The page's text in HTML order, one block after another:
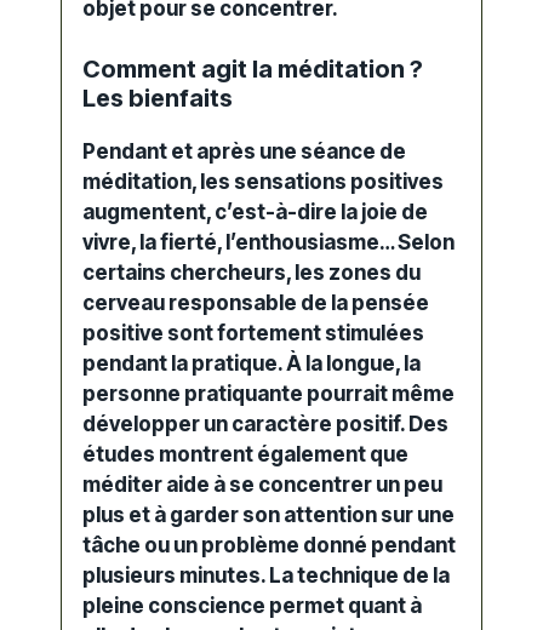
objet pour se concentrer.
Comment agit la méditation ?
Les bienfaits
Pendant et après une séance de
méditation, les sensations positives
augmentent, c’est-à-dire la joie de
vivre, la fierté, l’enthousiasme… Selon
certains chercheurs, les zones du
cerveau responsable de la pensée
positive sont fortement stimulées
pendant la pratique. À la longue, la
personne pratiquante pourrait même
développer un caractère positif. Des
études montrent également que
méditer aide à se concentrer un peu
plus et à garder son attention sur une
tâche ou un problème donné pendant
plusieurs minutes. La technique de la
pleine conscience permet quant à